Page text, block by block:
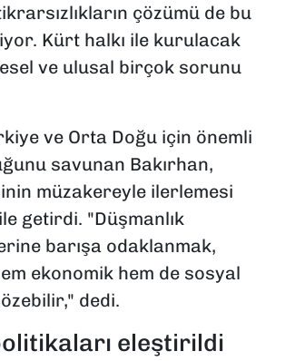
çözümü de bu
Kürt halkı ile kurulacak
ve ulusal birçok sorunu
ve Orta Doğu için önemli
savunan Bakırhan,
müzakereyle ilerlemesi
getirdi. "Düşmanlık
barışa odaklanmak,
ekonomik hem de sosyal
dedi.
eleştirildi